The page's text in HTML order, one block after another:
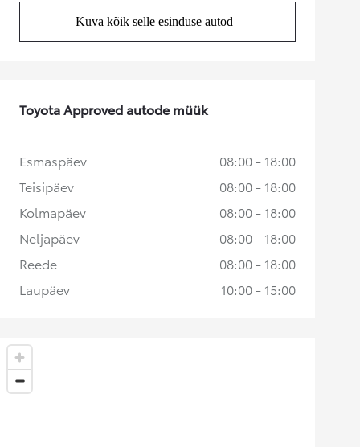
Kuva kõik selle esinduse autod
(Opens in new tab)
Toyota Approved autode müük
Esmaspäev
08:00 - 18:00
Teisipäev
08:00 - 18:00
Kolmapäev
08:00 - 18:00
Neljapäev
08:00 - 18:00
Reede
08:00 - 18:00
Laupäev
10:00 - 15:00